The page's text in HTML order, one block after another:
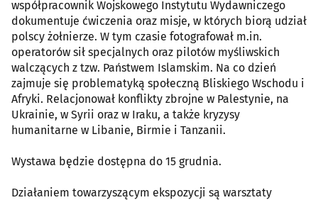
współpracownik Wojskowego Instytutu Wydawniczego
dokumentuje ćwiczenia oraz misje, w których biorą udział
polscy żołnierze. W tym czasie fotografował m.in.
operatorów sił specjalnych oraz pilotów myśliwskich
walczących z tzw. Państwem Islamskim. Na co dzień
zajmuje się problematyką społeczną Bliskiego Wschodu i
Afryki. Relacjonował konflikty zbrojne w Palestynie, na
Ukrainie, w Syrii oraz w Iraku, a także kryzysy
humanitarne w Libanie, Birmie i Tanzanii.
Wystawa będzie dostępna do 15 grudnia.
Działaniem towarzyszącym ekspozycji są warsztaty